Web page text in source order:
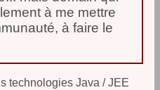
à me mettre
à faire le
technologies Java / JEE